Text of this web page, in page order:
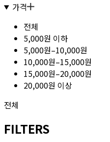
가격
전체
5,000원 이하
5,000원–10,000원
10,000원–15,000원
15,000원–20,000원
20,000원 이상
전체
FILTERS